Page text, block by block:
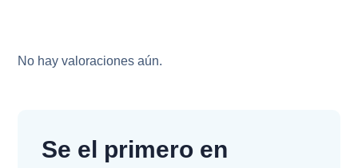
No hay valoraciones aún.
Se el primero en